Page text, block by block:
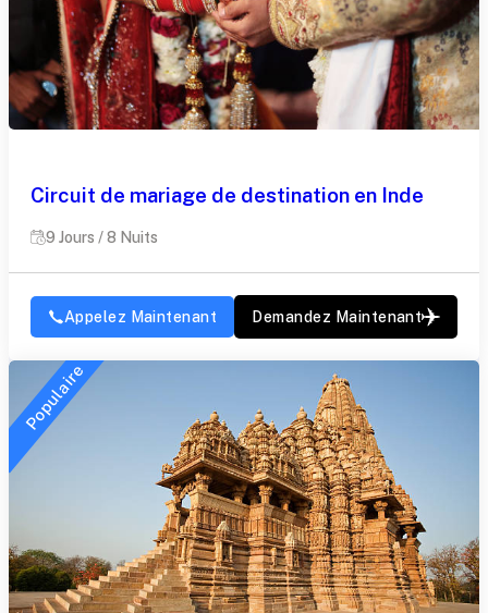
Circuit de mariage de destination en Inde
9 Jours / 8 Nuits
Appelez Maintenant Demandez Maintenant
Populaire